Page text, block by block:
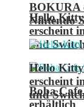
Hello
erscheint
und
Boba
erhältlich
BOKURA
Nintendo
Hello
erscheint
und